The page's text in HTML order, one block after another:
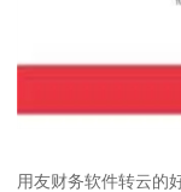
用友财务软件转云的